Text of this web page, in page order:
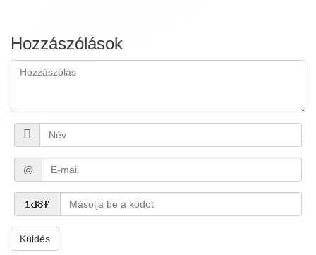
Hozzászólások
@
Küldés